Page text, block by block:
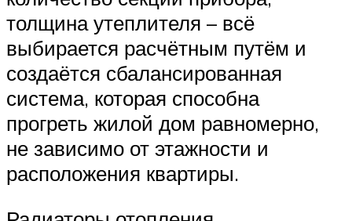
толщина утеплителя – всё
выбирается расчётным путём и
создаётся сбалансированная
система, которая способна
прогреть жилой дом равномерно,
не зависимо от этажности и
расположения квартиры.